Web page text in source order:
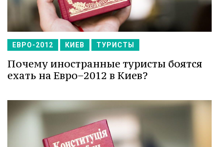
ЕВРО-2012 КИЕВ ТУРИСТЫ
Почему иностранные туристы боятся
ехать на Евро−2012 в Киев?